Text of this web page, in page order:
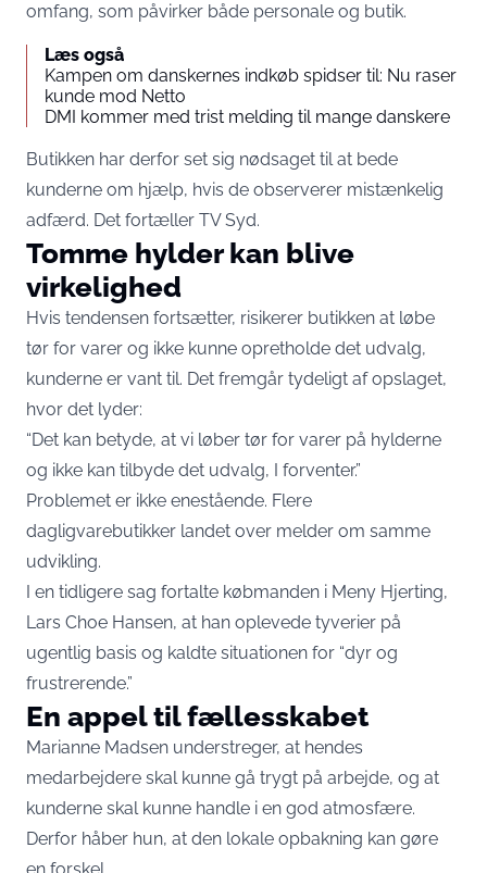
omfang, som påvirker både personale og butik.
Læs også
Kampen om danskernes indkøb spidser til: Nu raser
kunde mod Netto
DMI kommer med trist melding til mange danskere
Butikken har derfor set sig nødsaget til at bede
kunderne om hjælp, hvis de observerer mistænkelig
adfærd. Det fortæller TV Syd.
Tomme hylder kan blive
virkelighed
Hvis tendensen fortsætter, risikerer butikken at løbe
tør for varer og ikke kunne opretholde det udvalg,
kunderne er vant til. Det fremgår tydeligt af opslaget,
hvor det lyder:
“Det kan betyde, at vi løber tør for varer på hylderne
og ikke kan tilbyde det udvalg, I forventer.”
Problemet er ikke enestående. Flere
dagligvarebutikker landet over melder om samme
udvikling.
I en tidligere sag fortalte købmanden i Meny Hjerting,
Lars Choe Hansen, at han oplevede tyverier på
ugentlig basis og kaldte situationen for “dyr og
frustrerende.”
En appel til fællesskabet
Marianne Madsen understreger, at hendes
medarbejdere skal kunne gå trygt på arbejde, og at
kunderne skal kunne handle i en god atmosfære.
Derfor håber hun, at den lokale opbakning kan gøre